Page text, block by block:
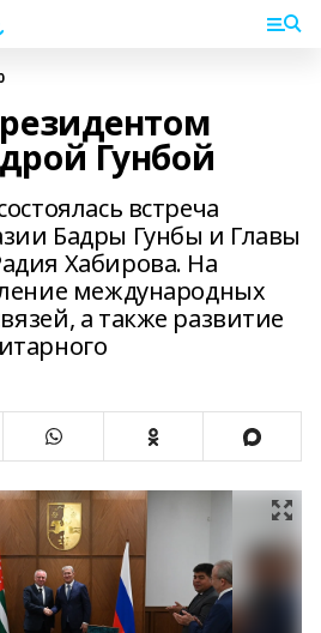
Гунбой
встреча
Бадры Гунбы и Главы
Хабирова. На
международных
а также развитие